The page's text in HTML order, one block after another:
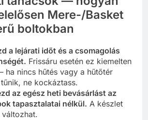
Mere-/Basket
boltokban
a lejárati időt és a csomagolás
Frissáru esetén ez kiemelten
ha nincs hűtés vagy a hűtőtér
ne kockáztass.
az egész heti bevásárlást az
tapasztalatai nélkül. A készlet
változhat.